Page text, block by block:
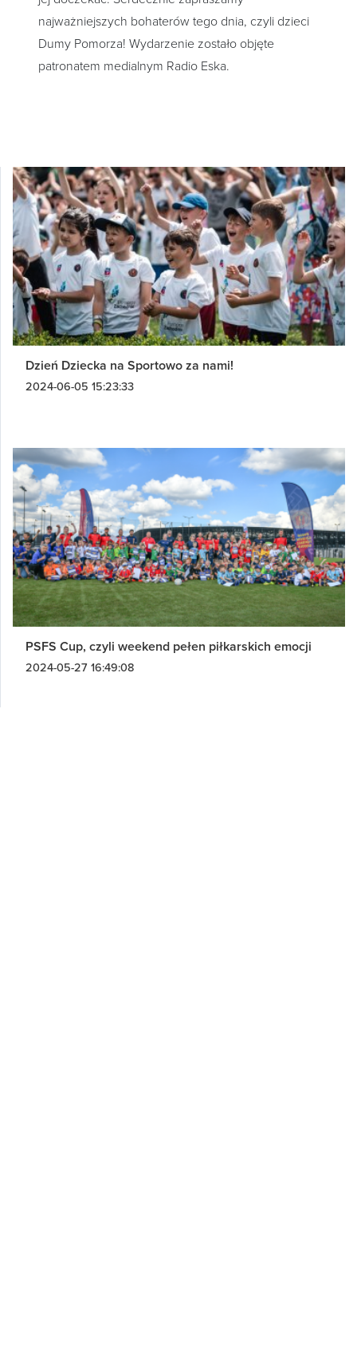
najważniejszych bohaterów tego dnia, czyli dzieci
Dumy Pomorza! Wydarzenie zostało objęte
patronatem medialnym Radio Eska.
Dzień Dziecka na Sportowo za nami!
2024-06-05 15:23:33
PSFS Cup, czyli weekend pełen piłkarskich emocji
2024-05-27 16:49:08